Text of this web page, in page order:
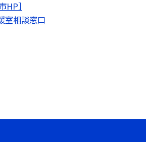
HP］
室相談窓口